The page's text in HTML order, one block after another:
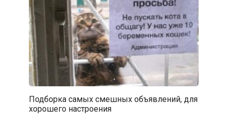
Подборка самых смешных объявлений, для
хорошего настроения